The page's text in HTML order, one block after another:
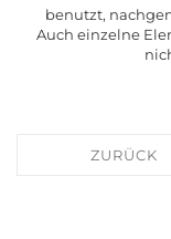
benutzt,
Auch einzelne
ZURÜCK